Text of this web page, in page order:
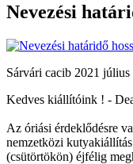
Nevezési
Sárvári cacib 2021
Kedves kiállítóink ! -
Az óriási érdeklődésre
nemzetközi
(csütörtökön) éjfélig